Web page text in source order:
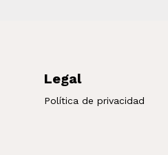
Legal
Política de privacidad